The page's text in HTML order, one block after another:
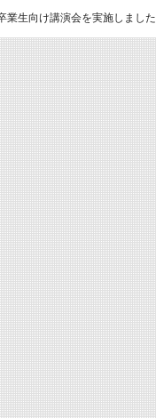
業生向け講演会を実施しました